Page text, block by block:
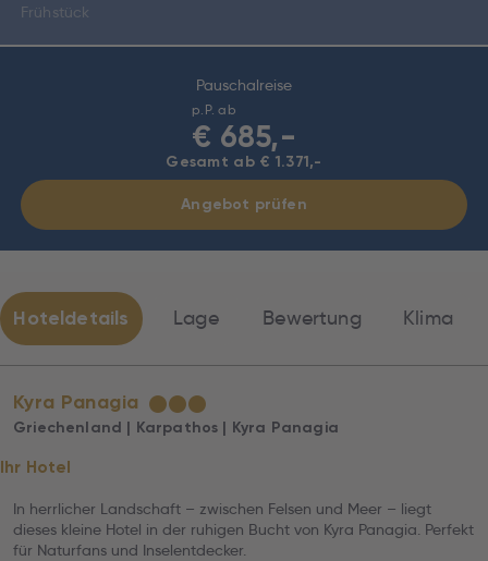
Pauschalreise
p.P. ab
€ 685,-
Gesamt ab € 1.371,-
Angebot prüfen
Frühstück
Hoteldetails Lage Bewertung Klima
Kyra Panagia ★★★
Griechenland | Karpathos | Kyra Panagia
Ihr Hotel
In herrlicher Landschaft – zwischen Felsen und Meer – liegt
dieses kleine Hotel in der ruhigen Bucht von Kyra Panagia. Perfekt
für Naturfans und Inselentdecker.